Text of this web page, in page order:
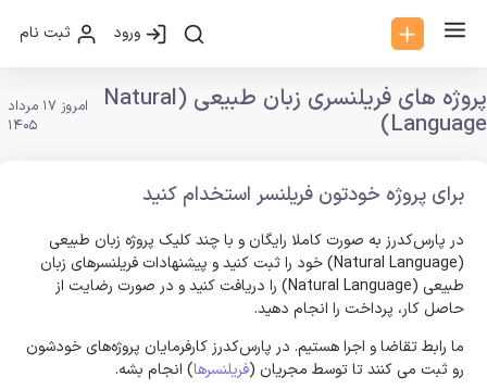
ورود ثبت نام
پروژه های فریلنسری زبان طبیعی (Natural
Language)
امروز 17 مرداد
1405
برای پروژه خودتون فریلنسر استخدام کنید
در پارس‌کدرز به صورت کاملا رایگان و با چند کلیک پروژه زبان طبیعی
(Natural Language) خود را ثبت کنید و پیشنهادات فریلنسر‌های زبان
طبیعی (Natural Language) را دریافت کنید و در صورت رضایت از
حاصل کار، پرداخت را انجام دهید.
ما رابط تقاضا و اجرا هستیم. در پارس‌کدرز کارفرمایان پروژه‌های خودشون
رو ثبت می کنند تا توسط مجریان (فریلنسرها) انجام بشه.